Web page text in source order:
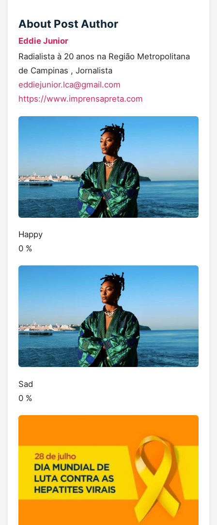
About Post Author
Eddie Junior
Radialista à 20 anos na Região Metropolitana
de Campinas , Jornalista
eddiejunior.lca@gmail.com
https://www.imprensapreta.com
Happy
0 %
Sad
0 %